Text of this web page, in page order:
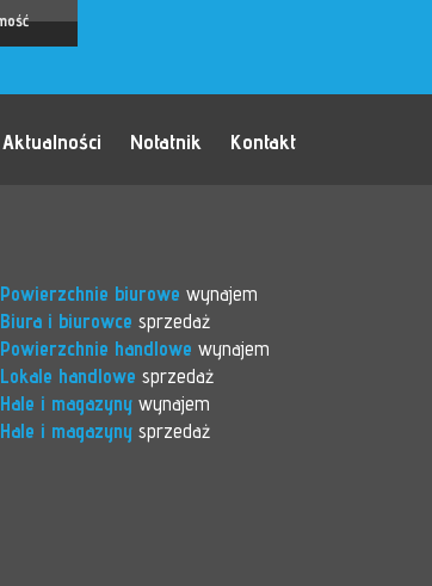
Aktualności Notatnik Kontakt
Powierzchnie biurowe wynajem
Biura i biurowce sprzedaż
Powierzchnie handlowe wynajem
Lokale handlowe sprzedaż
Hale i magazyny wynajem
Hale i magazyny sprzedaż